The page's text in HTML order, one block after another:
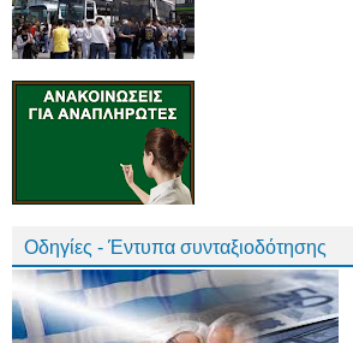
Οδηγίες - Έντυπα συνταξιοδότησης